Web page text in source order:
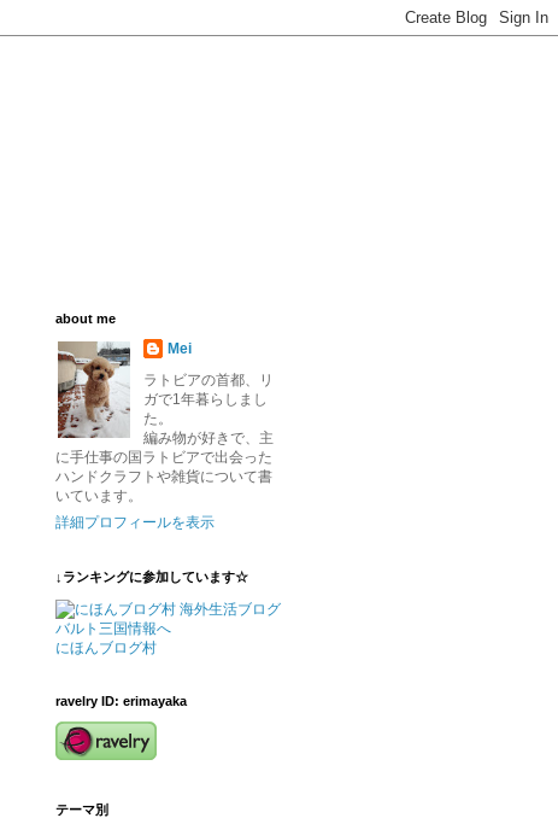
about me
Mei
ラトビアの首都、リ
ガで1年暮らしまし
た。
編み物が好きで、主
に手仕事の国ラトビアで出会った
ハンドクラフトや雑貨について書
いています。
詳細プロフィールを表示
↓ランキングに参加しています☆
にほんブログ村
ravelry ID: erimayaka
テーマ別